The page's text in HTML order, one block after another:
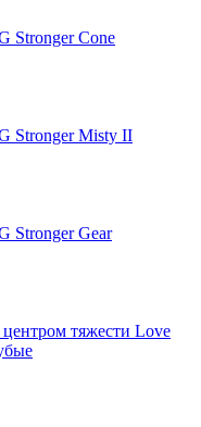
Stronger Cone
Stronger Misty II
Stronger Gear
тяжести Love